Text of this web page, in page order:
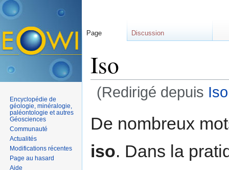
Iso
(Redirigé depuis
De nombreux
iso. Dans la
Page Discussion
Encyclopédie de
géologie, minéralogie,
paléontologie et autres
Géosciences
Communauté
Actualités
Modifications récentes
Page au hasard
Aide